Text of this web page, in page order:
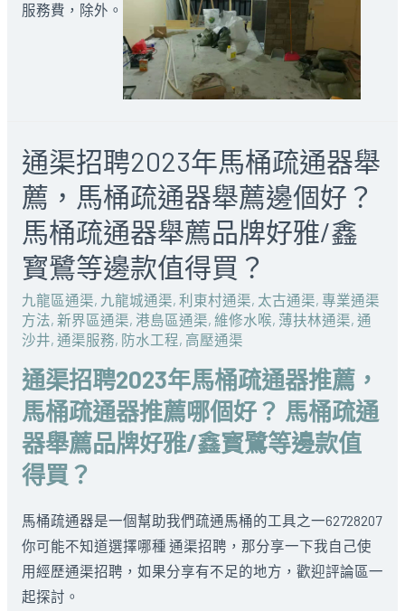
服務費，除外。
通渠招聘2023年馬桶疏通器舉
薦，馬桶疏通器舉薦邊個好？
馬桶疏通器舉薦品牌好雅/鑫
寳鷺等邊款值得買？
九龍區通渠, 九龍城通渠, 利東村通渠, 太古通渠, 專業通渠
方法, 新界區通渠, 港島區通渠, 維修水喉, 薄扶林通渠, 通
沙井, 通渠服務, 防水工程, 高壓通渠
通渠招聘2023年馬桶疏通器推薦，
馬桶疏通器推薦哪個好？ 馬桶疏通
器舉薦品牌好雅/鑫寳鷺等邊款值
得買？
馬桶疏通器是一個幫助我們疏通馬桶的工具之一62728207
你可能不知道選擇哪種 通渠招聘，那分享一下我自己使
用經歷通渠招聘，如果分享有不足的地方，歡迎評論區一
起探討。